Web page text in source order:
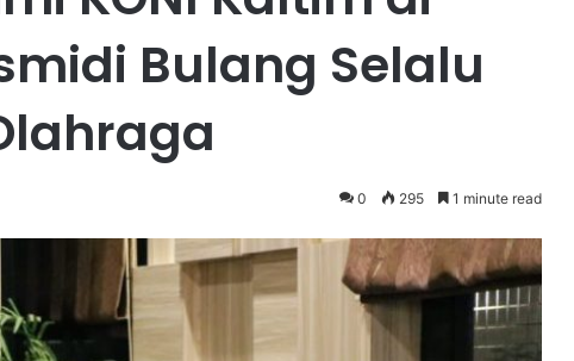
Bulang Selalu
0 295 1 minute read